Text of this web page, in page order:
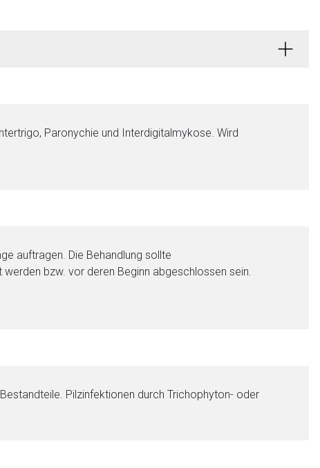
Paronychie und Interdigitalmykose. Wird
auftragen. Die Behandlung sollte
bzw. vor deren Beginn abgeschlossen sein.
Pilzinfektionen durch Trichophyton- oder
Web-Seite ist deren